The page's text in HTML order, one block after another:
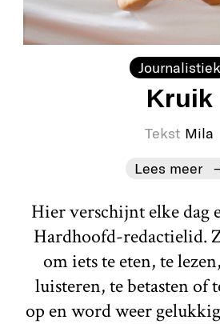
Journalistiek
Kruik
Tekst Mila
Lees meer
Hier verschijnt elke dag
Hardhoofd-redactielid.
om iets te eten, te
luisteren, te betasten of
op en word weer